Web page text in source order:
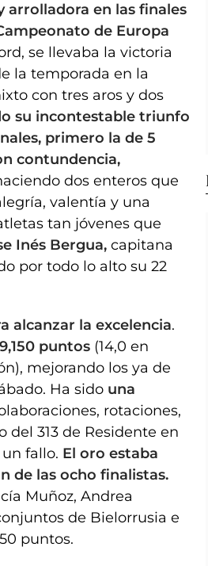
arrolladora en las finales
de Europa
se llevaba la victoria
la temporada en la
con tres aros y dos
su incontestable triunfo
primero la de 5
contundencia,
dos enteros que
valentía y una
tan jóvenes que
Inés Bergua, capitana
por todo lo alto su 22
alcanzar la excelencia.
puntos (14,0 en
mejorando los ya de
Ha sido una
rotaciones,
del 313 de Residente en
fallo. El oro estaba
de las ocho finalistas.
Muñoz, Andrea
de Bielorrusia e
puntos.